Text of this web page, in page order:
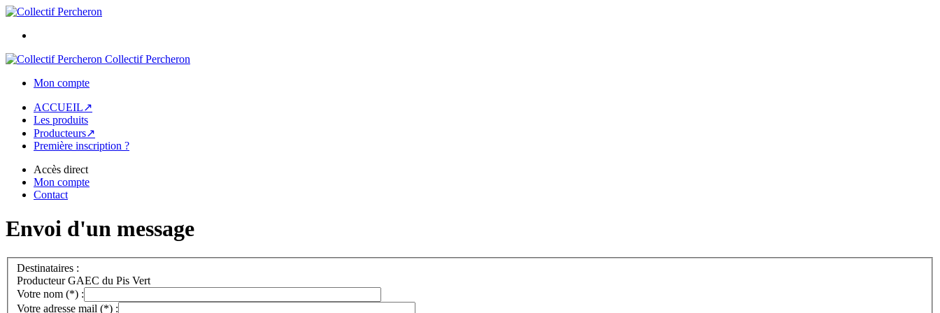
Collectif Percheron
Mon compte
ACCUEIL↗
Les produits
Producteurs↗
Première inscription ?
Accès direct
Mon compte
Contact
Envoi d'un message
Destinataires :
Producteur GAEC du Pis Vert
Votre nom (*) :
Votre adresse mail (*) :